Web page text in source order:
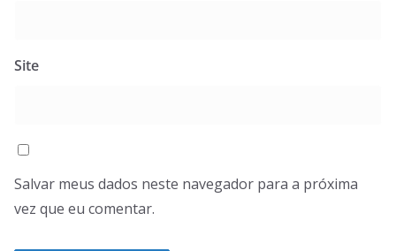
Site
Salvar meus dados neste navegador para a próxima
vez que eu comentar.